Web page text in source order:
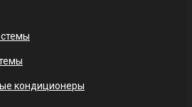
кондиционеры